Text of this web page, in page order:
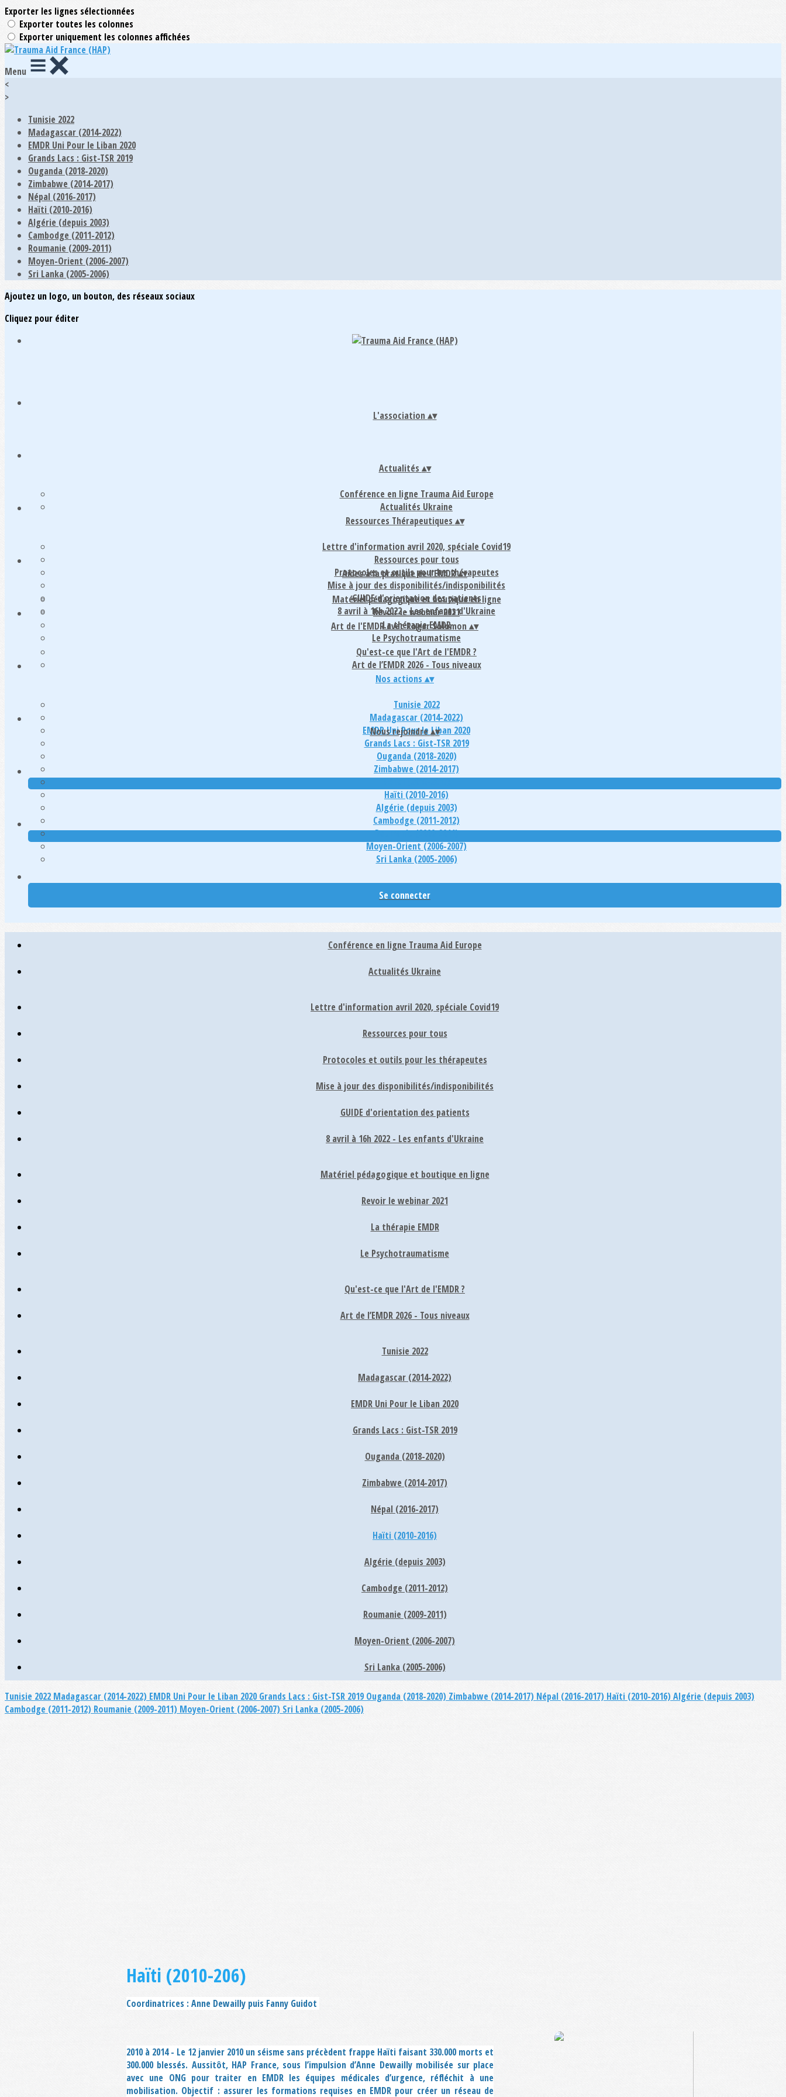
Exporter les lignes sélectionnées
Exporter toutes les colonnes
Exporter uniquement les colonnes affichées
Menu
<
>
Tunisie 2022
Madagascar (2014-2022)
EMDR Uni Pour le Liban 2020
Grands Lacs : Gist-TSR 2019
Ouganda (2018-2020)
Zimbabwe (2014-2017)
Népal (2016-2017)
Haïti (2010-2016)
Algérie (depuis 2003)
Cambodge (2011-2012)
Roumanie (2009-2011)
Moyen-Orient (2006-2007)
Sri Lanka (2005-2006)
Ajoutez un logo, un bouton, des réseaux sociaux
Cliquez pour éditer
L'association ▴▾
Actualités ▴▾
Conférence en ligne Trauma Aid Europe
Actualités Ukraine
Ressources Thérapeutiques ▴▾
Lettre d'information avril 2020, spéciale Covid19
Ressources pour tous
Protocoles et outils pour les thérapeutes
Mise à jour des disponibilités/indisponibilités
GUIDE d'orientation des patients
8 avril à 16h 2022 - Les enfants d'Ukraine
Aides à la pratique de l'EMDR▴▾
Matériel pédagogique et boutique en ligne
Revoir le webinar 2021
La thérapie EMDR
Le Psychotraumatisme
Art de l'EMDR avec Roger Solomon ▴▾
Qu'est-ce que l'Art de l'EMDR ?
Art de l’EMDR 2026 - Tous niveaux
Nos actions ▴▾
Tunisie 2022
Madagascar (2014-2022)
EMDR Uni Pour le Liban 2020
Grands Lacs : Gist-TSR 2019
Ouganda (2018-2020)
Zimbabwe (2014-2017)
Népal (2016-2017)
Haïti (2010-2016)
Algérie (depuis 2003)
Cambodge (2011-2012)
Roumanie (2009-2011)
Moyen-Orient (2006-2007)
Sri Lanka (2005-2006)
Nous rejoindre▴▾
Se connecter
Conférence en ligne Trauma Aid Europe
Actualités Ukraine
Lettre d'information avril 2020, spéciale Covid19
Ressources pour tous
Protocoles et outils pour les thérapeutes
Mise à jour des disponibilités/indisponibilités
GUIDE d'orientation des patients
8 avril à 16h 2022 - Les enfants d'Ukraine
Matériel pédagogique et boutique en ligne
Revoir le webinar 2021
La thérapie EMDR
Le Psychotraumatisme
Qu'est-ce que l'Art de l'EMDR ?
Art de l’EMDR 2026 - Tous niveaux
Tunisie 2022
Madagascar (2014-2022)
EMDR Uni Pour le Liban 2020
Grands Lacs : Gist-TSR 2019
Ouganda (2018-2020)
Zimbabwe (2014-2017)
Népal (2016-2017)
Haïti (2010-2016)
Algérie (depuis 2003)
Cambodge (2011-2012)
Roumanie (2009-2011)
Moyen-Orient (2006-2007)
Sri Lanka (2005-2006)
Tunisie 2022 Madagascar (2014-2022) EMDR Uni Pour le Liban 2020Grands Lacs : Gist-TSR 2019Ouganda (2018-2020) Zimbabwe (2014-2017) Népal (2016-2017) Haïti (2010-2016) Algérie (depuis 2003)
Cambodge (2011-2012) Roumanie (2009-2011) Moyen-Orient (2006-2007) Sri Lanka (2005-2006)
Haïti (2010-206)
Coordinatrices : Anne Dewailly puis Fanny Guidot
2010 à 2014 - Le 12 janvier 2010 un séisme sans précèdent frappe Haïti faisant 330.000 morts et
300.000 blessés. Aussitôt, HAP France, sous l’impulsion d’Anne Dewailly mobilisée sur place
avec une ONG pour traiter en EMDR les équipes médicales d’urgence, réfléchit à une
mobilisation. Objectif : assurer les formations requises en EMDR pour créer un réseau de